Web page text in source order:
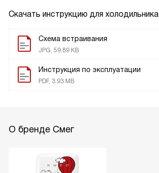
Скачать инструкцию для холодильника
Схема встраивания
JPG, 59.89 KB
Инструкция по эксплуатации
PDF, 3.93 MB
О бренде Смег